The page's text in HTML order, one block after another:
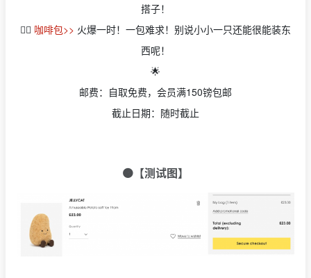
搭子！
👉🏻 咖啡包>> 火爆一时！一包难求！别说小小一只还能很能装东
西呢！
🌟
邮费：自取免费，会员满150镑包邮
截止日期：随时截止
🟠【测试图】